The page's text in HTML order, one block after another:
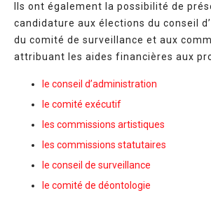
Ils ont également la possibilité de
candidature aux élections du conseil
du comité de surveillance et aux
attribuant les aides financières aux
le conseil d’administration
le comité exécutif
les commissions artistiques
les commissions statutaires
le conseil de surveillance
le comité de déontologie